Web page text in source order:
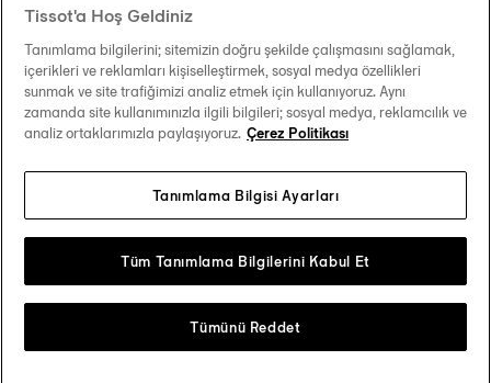
Yardım ve İletişim
Our commitments
Follow us on social media
Change country Tissot Copyrights 2026
Tissot'a Hoş Geldiniz
Tanımlama bilgilerini; sitemizin doğru şekilde çalışmasını sağlamak,
içerikleri ve reklamları kişiselleştirmek, sosyal medya özellikleri
sunmak ve site trafiğimizi analiz etmek için kullanıyoruz. Aynı
zamanda site kullanımınızla ilgili bilgileri; sosyal medya, reklamcılık ve
analiz ortaklarımızla paylaşıyoruz. Çerez Politikası
Tanımlama Bilgisi Ayarları
Tümünü Reddet
Tüm Tanımlama Bilgilerini Kabul Et